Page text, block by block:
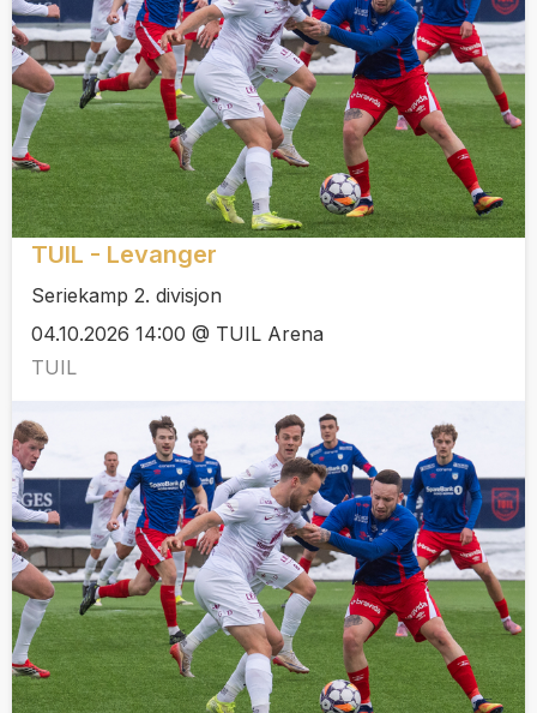
TUIL - Levanger
Seriekamp 2. divisjon
04.10.2026 14:00 @ TUIL Arena
TUIL